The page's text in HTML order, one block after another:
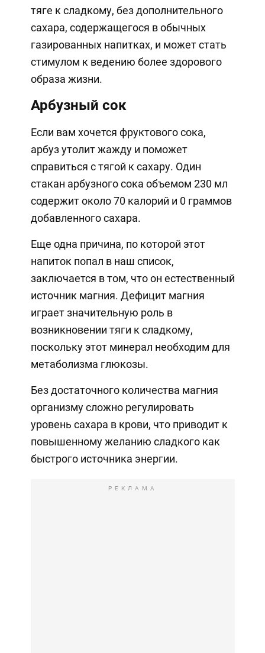
тяге к сладкому, без дополнительного
сахара, содержащегося в обычных
газированных напитках, и может стать
стимулом к ведению более здорового
образа жизни.
Арбузный сок
Если вам хочется фруктового сока,
арбуз утолит жажду и поможет
справиться с тягой к сахару. Один
стакан арбузного сока объемом 230 мл
содержит около 70 калорий и 0 граммов
добавленного сахара.
Еще одна причина, по которой этот
напиток попал в наш список,
заключается в том, что он естественный
источник магния. Дефицит магния
играет значительную роль в
возникновении тяги к сладкому,
поскольку этот минерал необходим для
метаболизма глюкозы.
Без достаточного количества магния
организму сложно регулировать
уровень сахара в крови, что приводит к
повышенному желанию сладкого как
быстрого источника энергии.
РЕКЛАМА